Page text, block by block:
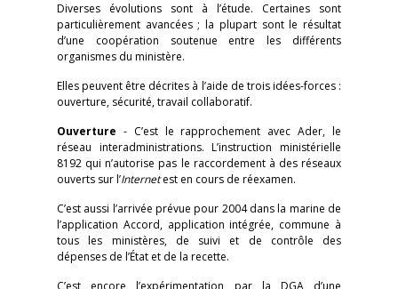
Diverses évolutions sont à l’étude. Certaines sont
particulièrement avancées ; la plupart sont le résultat
d’une coopération soutenue entre les différents
organismes du ministère.
Elles peuvent être décrites à l’aide de trois idées-forces :
ouverture, sécurité, travail collaboratif.
Ouverture - C’est le rapprochement avec Ader, le
réseau interadministrations. L’instruction ministérielle
8192 qui n’autorise pas le raccordement à des réseaux
ouverts sur l’Internetest en cours de réexamen.
C’est aussi l’arrivée prévue pour 2004 dans la marine de
l’application Accord, application intégrée, commune à
tous les ministères, de suivi et de contrôle des
dépenses de l’État et de la recette.
C’est encore l’expérimentation par la DGA d’une